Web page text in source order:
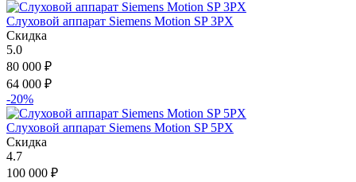
Слуховой аппарат Siemens Motion SP 3PX
Скидка
5.0
80 000 ₽
64 000 ₽
-20%
Слуховой аппарат Siemens Motion SP 5PX
Скидка
4.7
100 000 ₽